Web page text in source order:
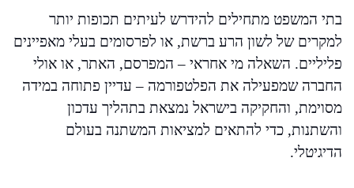
בתי המשפט מתחילים להידרש לעיתים תכופות יותר
למקרים של לשון הרע ברשת, או לפרסומים בעלי מאפיינים
פליליים. השאלה מי אחראי – המפרסם, האתר, או אולי
החברה שמפעילה את הפלטפורמה – עדיין פתוחה במידה
מסוימת, והחקיקה בישראל נמצאת בתהליך עדכון
והשתנות, כדי להתאים למציאות המשתנה בעולם
הדיגיטלי.